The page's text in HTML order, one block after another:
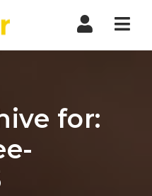
for: